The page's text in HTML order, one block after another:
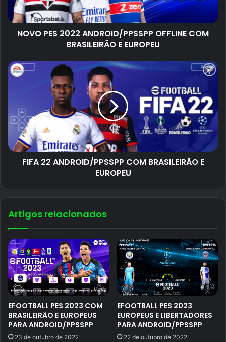
NOVO PES 2022 ANDROID/PPSSPP OFFLINE COM
BRASILEIRÃO E EUROPEU
FIFA 22 ANDROID/PPSSPP COM BRASILEIRÃO E
EUROPEU
Artigos relacionados
EFOOTBALL PES 2023 COM
BRASILEIRÃO E EUROPEUS
PARA ANDROID/PPSSPP
23 de outubro de 2022
EFOOTBALL PES 2023
EUROPEUS E LIBERTADORES
PARA ANDROID/PPSSPP
22 de outubro de 2022